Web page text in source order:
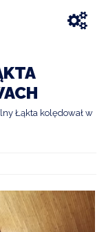
Łąkta kolędował w